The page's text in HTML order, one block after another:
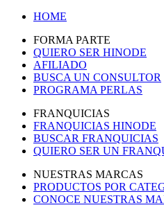
HOME
FORMA PARTE
QUIERO SER HINODE
AFILIADO
BUSCA UN CONSULTOR
PROGRAMA PERLAS
FRANQUICIAS
FRANQUICIAS HINODE
BUSCAR FRANQUICIAS
QUIERO SER UN
NUESTRAS MARCAS
PRODUCTOS POR
CONOCE NUESTRAS